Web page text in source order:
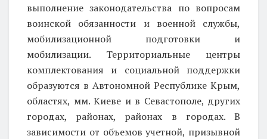
выполнение законодательства по вопросам
воинской обязанности и военной службы,
мобилизационной подготовки и
мобилизации. Территориальные центры
комплектования и социальной поддержки
образуются в Автономной Республике Крым,
областях, мм. Киеве и в Севастополе, других
городах, районах, районах в городах. В
зависимости от объемов учетной, призывной